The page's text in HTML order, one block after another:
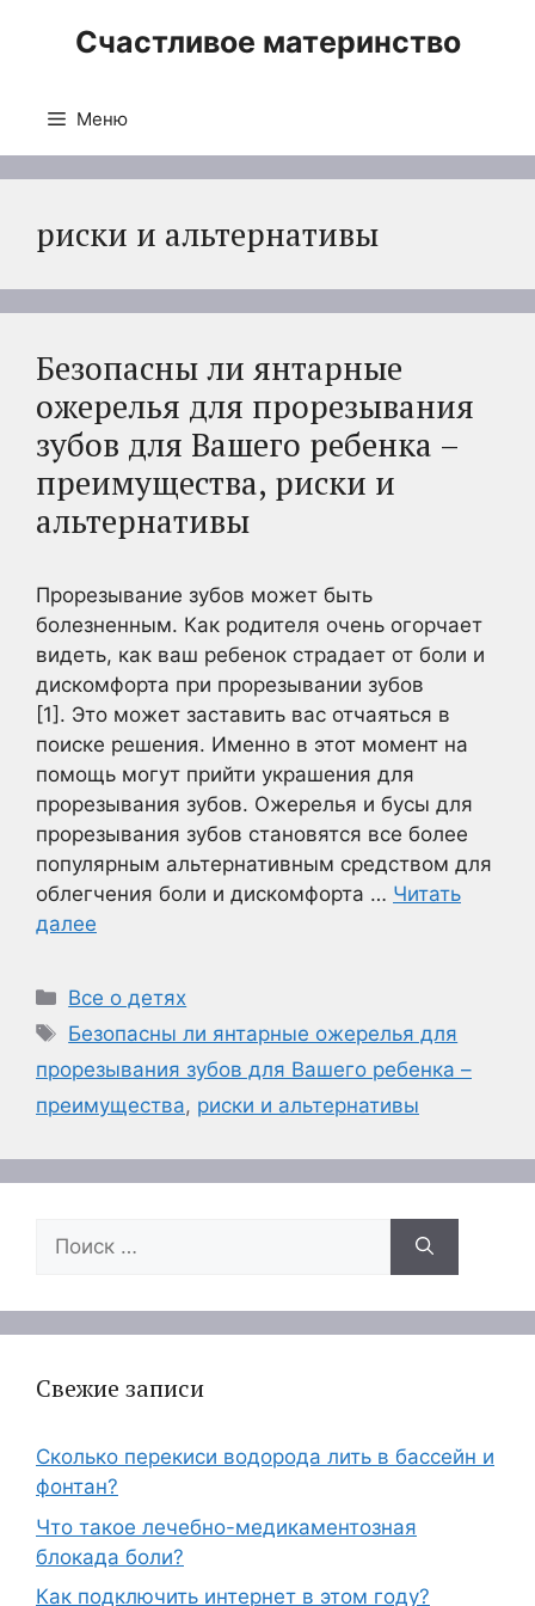
Счастливое материнство
Меню
риски и альтернативы
Безопасны ли янтарные
ожерелья для прорезывания
зубов для Вашего ребенка –
преимущества, риски и
альтернативы
Прорезывание зубов может быть
болезненным. Как родителя очень огорчает
видеть, как ваш ребенок страдает от боли и
дискомфорта при прорезывании зубов
[1]. Это может заставить вас отчаяться в
поиске решения. Именно в этот момент на
помощь могут прийти украшения для
прорезывания зубов. Ожерелья и бусы для
прорезывания зубов становятся все более
популярным альтернативным средством для
облегчения боли и дискомфорта … Читать
далее
Рубрики
Все о детях
Метки
Безопасны ли янтарные ожерелья для
прорезывания зубов для Вашего ребенка –
преимущества, риски и альтернативы
Поиск:
Свежие записи
Сколько перекиси водорода лить в бассейн и
фонтан?
Что такое лечебно-медикаментозная
блокада боли?
Как подключить интернет в этом году?